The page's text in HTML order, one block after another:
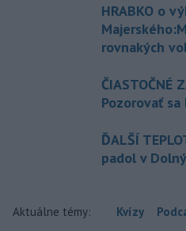
HRABKO o
rovnakých
ČIASTOČNÉ
Pozorovať
ĎALŠÍ
padol v
Aktuálne témy: Kvízy